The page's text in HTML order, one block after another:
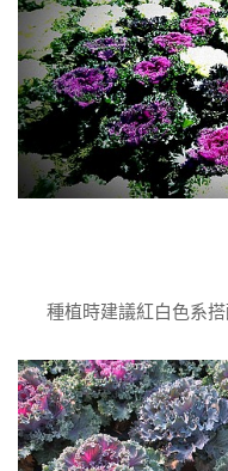
種植時建議紅白色系搭